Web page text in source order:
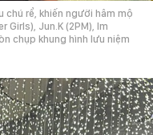
rể, khiến người hâm mộ
Girls), Jun.K (2PM), Im
chụp khung hình lưu niệm